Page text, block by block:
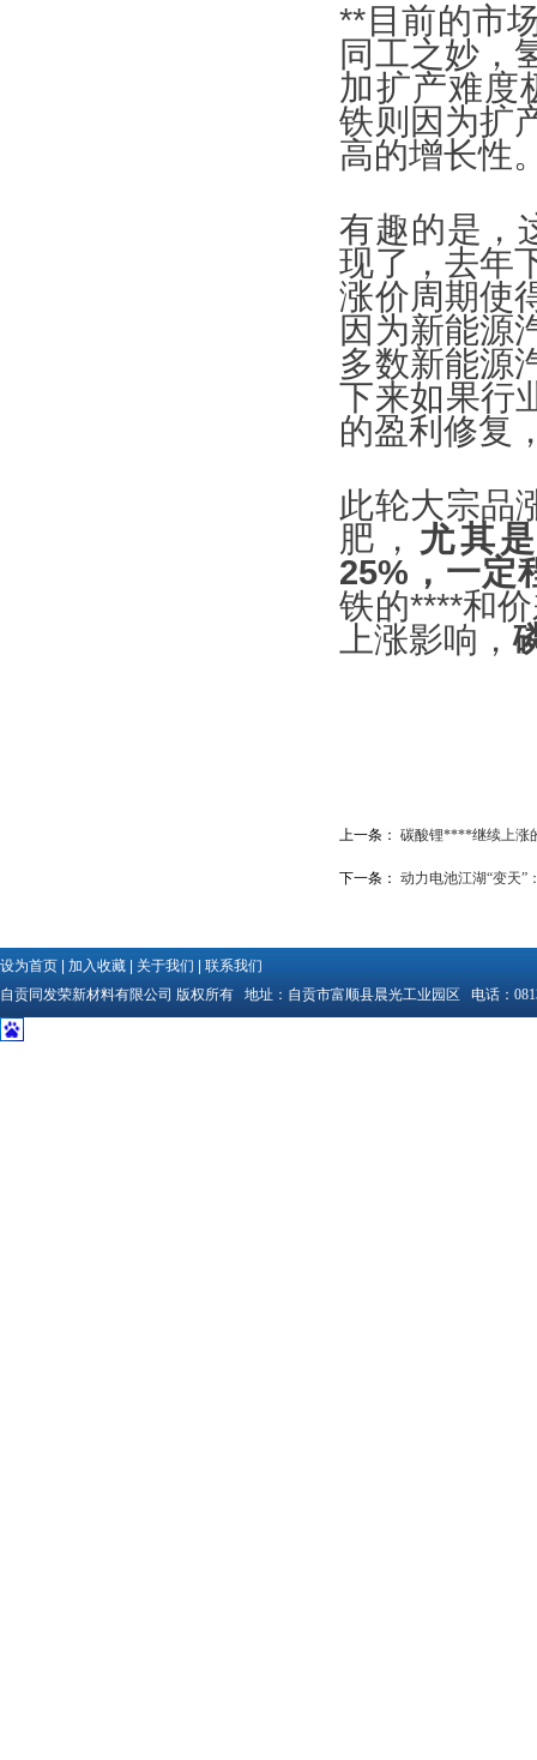
**目前的市
同工之妙，
加扩产难度
铁则因为扩
高的增长性
有趣的是，
现了，去年
涨价周期使
因为新能源
多数新能源
下来如果行
的盈利修复
此轮大宗品
肥， 尤其
25%，一定
铁的****和
上涨影响，
上一条：碳酸锂****继续上涨
下一条：动力电池江湖“变天”
设为首页 加入收藏 关于我们
联系我们
自贡同发荣新材料有限公司 版权所有 地址： 自贡市富顺县晨光工业园区 电话：